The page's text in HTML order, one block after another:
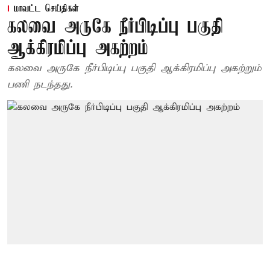
மாவட்ட செய்திகள்
கலவை அருகே நீர்பிடிப்பு பகுதி
ஆக்கிரமிப்பு அகற்றம்
கலவை அருகே நீர்பிடிப்பு பகுதி ஆக்கிரமிப்பு அகற்றும்
பணி நடந்தது.